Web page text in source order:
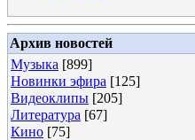
Архив новостей
Музыка [899]
Новинки эфира [125]
Видеоклипы [205]
Литература [67]
Кино [75]